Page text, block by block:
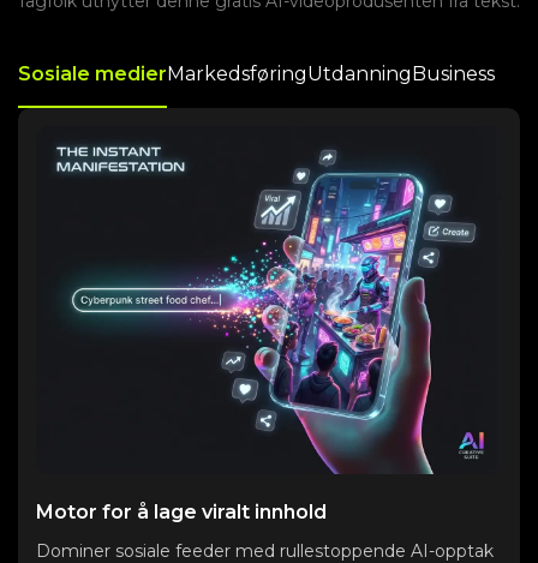
Sosiale medierMarkedsføringUtdanningBusiness
Motor for å lage viralt innhold
Dominer sosiale feeder med rullestoppende AI-opptak